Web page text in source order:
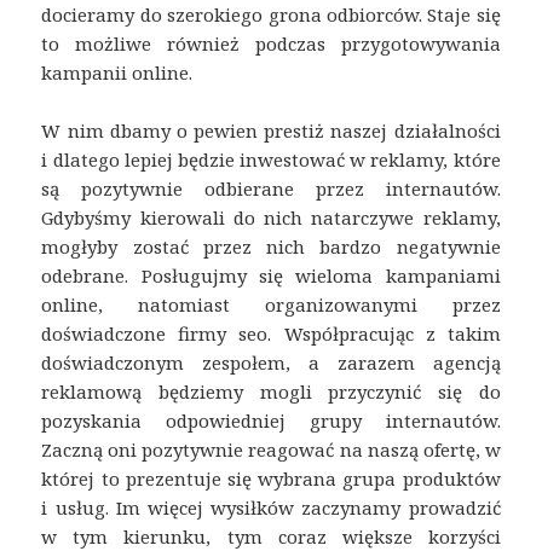
docieramy do szerokiego grona odbiorców. Staje się
to możliwe również podczas przygotowywania
kampanii online.
W nim dbamy o pewien prestiż naszej działalności
i dlatego lepiej będzie inwestować w reklamy, które
są pozytywnie odbierane przez internautów.
Gdybyśmy kierowali do nich natarczywe reklamy,
mogłyby zostać przez nich bardzo negatywnie
odebrane. Posługujmy się wieloma kampaniami
online, natomiast organizowanymi przez
doświadczone firmy seo. Współpracując z takim
doświadczonym zespołem, a zarazem agencją
reklamową będziemy mogli przyczynić się do
pozyskania odpowiedniej grupy internautów.
Zaczną oni pozytywnie reagować na naszą ofertę, w
której to prezentuje się wybrana grupa produktów
i usług. Im więcej wysiłków zaczynamy prowadzić
w tym kierunku, tym coraz większe korzyści